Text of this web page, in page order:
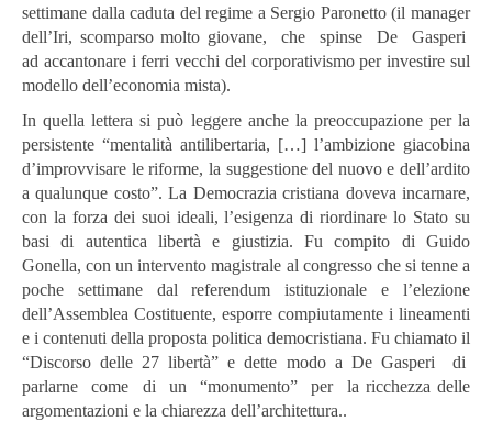
settimane dalla caduta del regime a Sergio Paronetto (il manager
dell’Iri, scomparso molto giovane, che spinse De Gasperi
ad accantonare i ferri vecchi del corporativismo per investire sul
modello dell’economia mista).
In quella lettera si può leggere anche la preoccupazione per la
persistente “mentalità antilibertaria, […] l’ambizione giacobina
d’improvvisare le riforme, la suggestione del nuovo e dell’ardito
a qualunque costo”. La Democrazia cristiana doveva incarnare,
con la forza dei suoi ideali, l’esigenza di riordinare lo Stato su
basi di autentica libertà e giustizia. Fu compito di Guido
Gonella, con un intervento magistrale al congresso che si tenne a
poche settimane dal referendum istituzionale e l’elezione
dell’Assemblea Costituente, esporre compiutamente i lineamenti
e i contenuti della proposta politica democristiana. Fu chiamato il
“Discorso delle 27 libertà” e dette modo a De Gasperi di
parlarne come di un “monumento” per la ricchezza delle
argomentazioni e la chiarezza dell’architettura..